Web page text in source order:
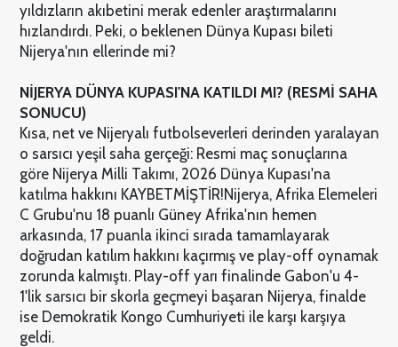
yıldızların akıbetini merak edenler araştırmalarını
hızlandırdı. Peki, o beklenen Dünya Kupası bileti
Nijerya'nın ellerinde mi?
NİJERYA DÜNYA KUPASI'NA KATILDI MI? (RESMİ SAHA
SONUCU)
Kısa, net ve Nijeryalı futbolseverleri derinden yaralayan
o sarsıcı yeşil saha gerçeği: Resmi maç sonuçlarına
göre Nijerya Milli Takımı, 2026 Dünya Kupası'na
katılma hakkını KAYBETMİŞTİR!Nijerya, Afrika Elemeleri
C Grubu'nu 18 puanlı Güney Afrika'nın hemen
arkasında, 17 puanla ikinci sırada tamamlayarak
doğrudan katılım hakkını kaçırmış ve play-off oynamak
zorunda kalmıştı. Play-off yarı finalinde Gabon'u 4-
1'lik sarsıcı bir skorla geçmeyi başaran Nijerya, finalde
ise Demokratik Kongo Cumhuriyeti ile karşı karşıya
geldi.